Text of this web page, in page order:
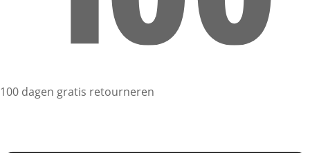
100 dagen gratis retourneren